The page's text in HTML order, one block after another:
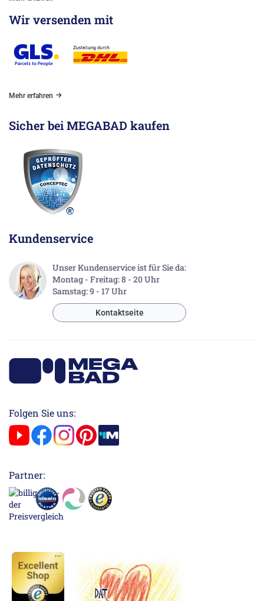
Wir versenden mit
Mehr erfahren
Sicher bei MEGABAD kaufen
Kundenservice
Unser Kundenservice ist für Sie da:
Montag - Freitag: 8 - 20 Uhr
Samstag: 9 - 17 Uhr
Kontaktseite
Folgen Sie uns:
Partner: